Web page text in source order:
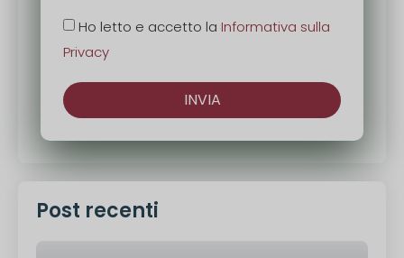
Ho letto e accetto la Informativa sulla
Privacy
INVIA
Post recenti